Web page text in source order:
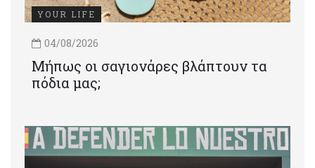
YOUR LIFE
04/08/2026
Μήπως οι σαγιονάρες βλάπτουν τα
πόδια μας;